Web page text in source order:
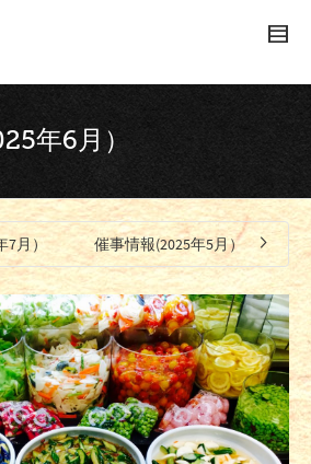
年6月）
月） 催事情報(2025年5月）